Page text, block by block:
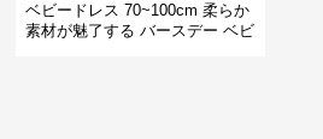
ベビードレス 70~100cm 柔らか
素材が魅了する バースデー ベビ